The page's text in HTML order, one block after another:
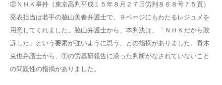
②ＮＨＫ事件（東京高判平成１５年８月２７日労判８６８号７５頁）
発表担当は若手の脇山美春弁護士で、９ページにもわたるレジュメを
用意してくれました。脇山弁護士から、本判決は、「ＮＨＫだから敗
訴した」という要素が強いように思う、との指摘がありました。青木
克也弁護士から、①の労基研報告に沿った判断がなされていないこと
の問題性の指摘がありました。